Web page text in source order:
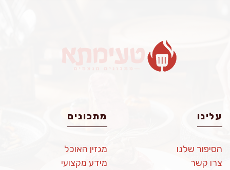
עלינו
הסיפור שלנו
צרו קשר
מתכונים
מגזין האוכל
מידע מקצועי